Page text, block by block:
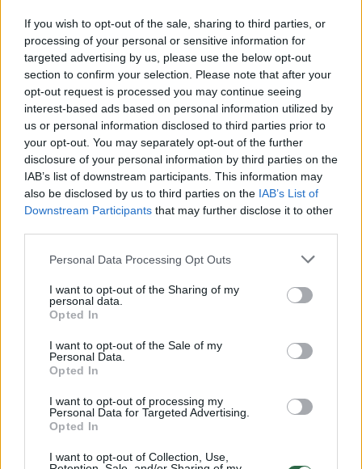
If you wish to opt-out of the sale, sharing to third parties, or
processing of your personal or sensitive information for
targeted advertising by us, please use the below opt-out
section to confirm your selection. Please note that after your
opt-out request is processed you may continue seeing
interest-based ads based on personal information utilized by
us or personal information disclosed to third parties prior to
your opt-out. You may separately opt-out of the further
disclosure of your personal information by third parties on the
IAB’s list of downstream participants. This information may
also be disclosed by us to third parties on the IAB’s List of
Downstream Participants that may further disclose it to other
Personal Data Processing Opt Outs
I want to opt-out of the Sharing of my
personal data.
Opted In
I want to opt-out of the Sale of my
Personal Data.
Opted In
I want to opt-out of processing my
Personal Data for Targeted Advertising.
Opted In
I want to opt-out of Collection, Use,
nelygybės didėjimas“. Jungtinių Tautų
darnaus vystymosi tikslus pasiekti bus
įmanoma tik dešimtmečiu vėliau.
„Vis dėlto pagrindinės išvados labai aiškios.
Net jei ūminis pandemijos etapas tose
šalyse, kuriose skiepijimosi lygis aukštas, eina
į pabaigą, tol kol daugelis pasaulio gyventojų
neturės galimybės gauti veiksmingos
ataskaitos išvadose. – Vis dar gali atsirasti
naujos atmainos, tad labai svarbu neprarasti
budrumo, nuolat tobulinti vakcinas ir gydymo
būdus. Nėra nė vienos visuomenės srities,
kuri liktų nepaveikta, tad vyriausybės turi
pripažinti, kad daugybė pandemijos sukeltų
padarinių greitai neišnyks. Negalima
sumažėjo mirštamumas. Daugelis piliečių